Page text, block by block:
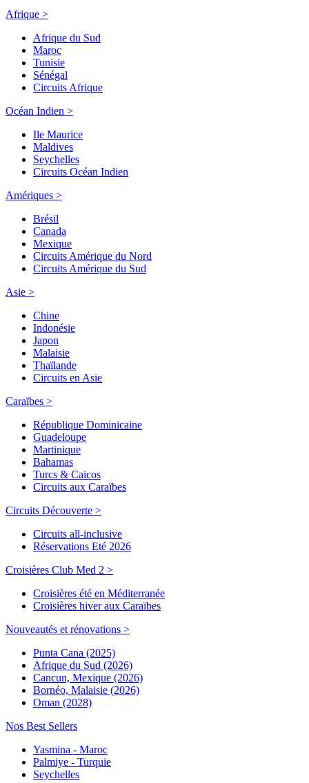
Afrique >
Afrique du Sud
Maroc
Tunisie
Sénégal
Circuits Afrique
Océan Indien >
Ile Maurice
Maldives
Seychelles
Circuits Océan Indien
Amériques >
Brésil
Canada
Mexique
Circuits Amérique du Nord
Circuits Amérique du Sud
Asie >
Chine
Indonésie
Japon
Malaisie
Thaïlande
Circuits en Asie
Caraïbes >
République Dominicaine
Guadeloupe
Martinique
Bahamas
Turcs & Caicos
Circuits aux Caraïbes
Circuits Découverte >
Circuits all-inclusive
Réservations Eté 2026
Croisières Club Med 2 >
Croisières été en Méditerranée
Croisières hiver aux Caraïbes
Nouveautés et rénovations >
Punta Cana (2025)
Afrique du Sud (2026)
Cancun, Mexique (2026)
Bornéo, Malaisie (2026)
Oman (2028)
Nos Best Sellers
Yasmina - Maroc
Palmiye - Turquie
Seychelles